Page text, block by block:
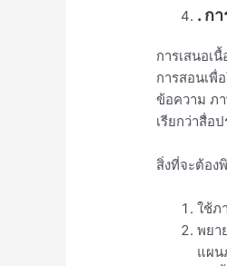
. ก
การเสนอเ
การสอนเพื่
ข้อความ ภ
เรียกว่าสื่อ
สิ่งที่จะต้อง
ใช้ภ
พยา
แผน